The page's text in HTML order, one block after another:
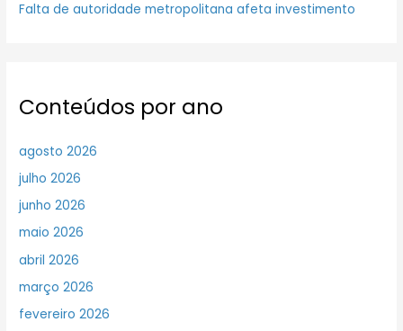
Falta de autoridade metropolitana afeta investimento
Conteúdos por ano
agosto 2026
julho 2026
junho 2026
maio 2026
abril 2026
março 2026
fevereiro 2026